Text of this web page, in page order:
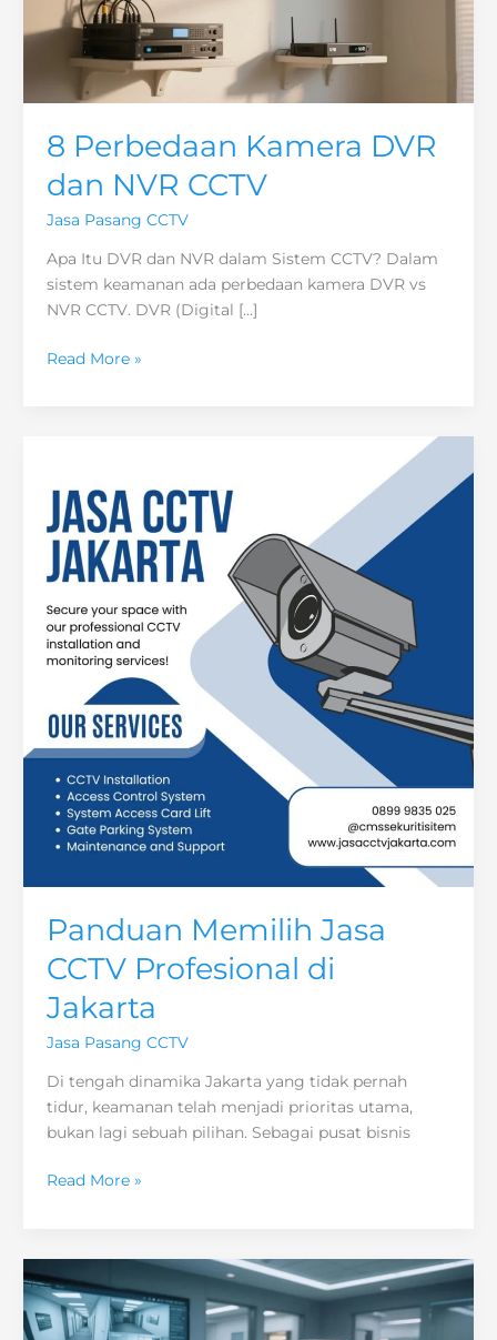
8 Perbedaan Kamera DVR
dan NVR CCTV
Jasa Pasang CCTV
Apa Itu DVR dan NVR dalam Sistem CCTV? Dalam
sistem keamanan ada perbedaan kamera DVR vs
NVR CCTV. DVR (Digital […]
8
CCTV
Read More »
Panduan Memilih Jasa
CCTV Profesional di
Jakarta
Jasa Pasang CCTV
Di tengah dinamika Jakarta yang tidak pernah
tidur, keamanan telah menjadi prioritas utama,
bukan lagi sebuah pilihan. Sebagai pusat bisnis
Panduan
CCTV
Profesional
di
Jakarta
Read More »